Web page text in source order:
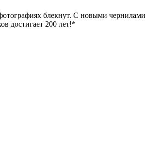
блекнут. С новыми чернилами
достигает 200 лет!*